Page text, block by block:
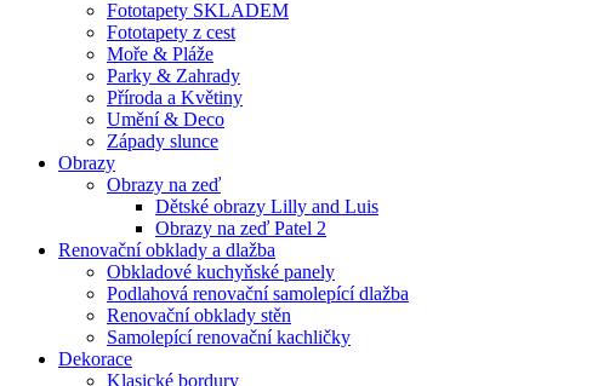
Fototapety SKLADEM
Fototapety z cest
Moře & Pláže
Parky & Zahrady
Příroda a Květiny
Umění & Deco
Západy slunce
Obrazy
Obrazy na zeď
Dětské obrazy Lilly and Luis
Obrazy na zeď Patel 2
Renovační obklady a dlažba
Obkladové kuchyňské panely
Podlahová renovační samolepící dlažba
Renovační obklady stěn
Samolepící renovační kachličky
Dekorace
Klasické bordury